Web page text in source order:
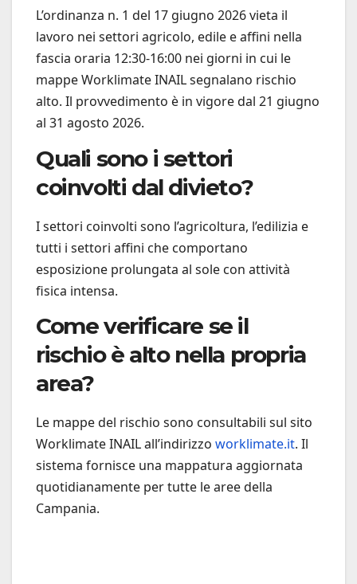
L’ordinanza n. 1 del 17 giugno 2026 vieta il
lavoro nei settori agricolo, edile e affini nella
fascia oraria 12:30-16:00 nei giorni in cui le
mappe Worklimate INAIL segnalano rischio
alto. Il provvedimento è in vigore dal 21 giugno
al 31 agosto 2026.
Quali sono i settori
coinvolti dal divieto?
I settori coinvolti sono l’agricoltura, l’edilizia e
tutti i settori affini che comportano
esposizione prolungata al sole con attività
fisica intensa.
Come verificare se il
rischio è alto nella propria
area?
Le mappe del rischio sono consultabili sul sito
Worklimate INAIL all’indirizzo worklimate.it. Il
sistema fornisce una mappatura aggiornata
quotidianamente per tutte le aree della
Campania.